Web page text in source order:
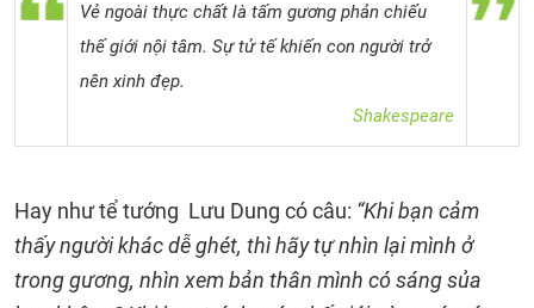
Vẻ ngoài thực chất là tấm gương phản chiếu
thế giới nội tâm. Sự tử tế khiến con người trở
nên xinh đẹp.
Shakespeare
Hay như tể tướng Lưu Dung có câu: “Khi bạn cảm
thấy người khác dễ ghét, thì hãy tự nhìn lại mình ở
trong gương, nhìn xem bản thân mình có sáng sủa